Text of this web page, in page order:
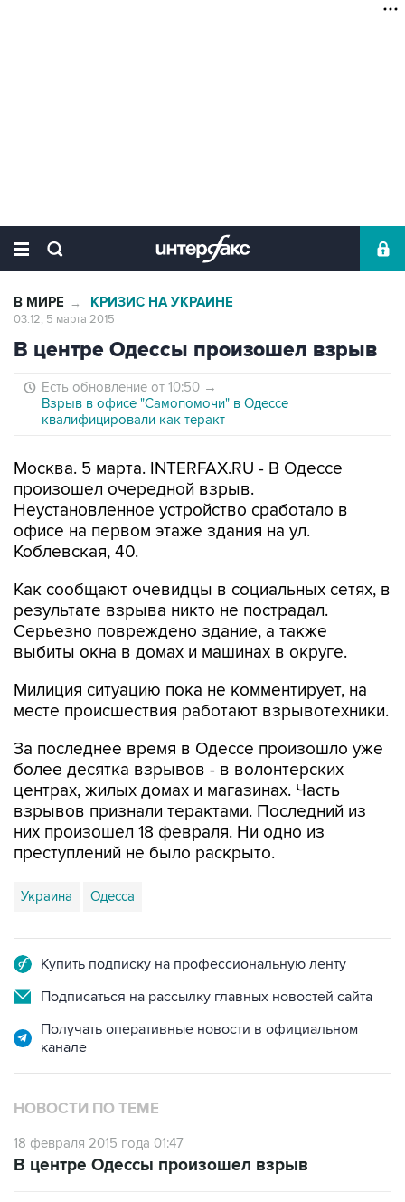
В МИРЕ → КРИЗИС НА УКРАИНЕ
03:12, 5 марта 2015
В центре Одессы произошел взрыв
Есть обновление от 10:50 →
Взрыв в офисе "Самопомочи" в Одессе
квалифицировали как теракт
Москва. 5 марта. INTERFAX.RU - В Одессе
произошел очередной взрыв.
Неустановленное устройство сработало в
офисе на первом этаже здания на ул.
Коблевская, 40.
Как сообщают очевидцы в социальных сетях, в
результате взрыва никто не пострадал.
Серьезно повреждено здание, а также
выбиты окна в домах и машинах в округе.
Милиция ситуацию пока не комментирует, на
месте происшествия работают взрывотехники.
За последнее время в Одессе произошло уже
более десятка взрывов - в волонтерских
центрах, жилых домах и магазинах. Часть
взрывов признали терактами. Последний из
них произошел 18 февраля. Ни одно из
преступлений не было раскрыто.
Украина Одесса
Купить подписку на профессиональную ленту
Подписаться на рассылку главных новостей сайта
Получать оперативные новости в официальном
канале
НОВОСТИ ПО ТЕМЕ
18 февраля 2015 года 01:47
В центре Одессы произошел взрыв